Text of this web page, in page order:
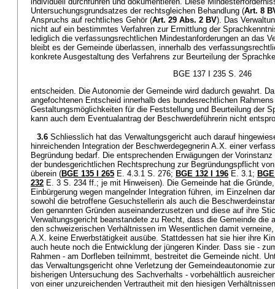
Untersuchungsgrundsatzes der rechtsgleichen Behandlung (Art. 8
Anspruchs auf rechtliches Gehör (Art. 29 Abs. 2 BV). Das
nicht auf ein bestimmtes Verfahren zur Ermittlung der
lediglich die verfassungsrechtlichen Mindestanforderungen an das
bleibt es der Gemeinde überlassen, innerhalb des
konkrete Ausgestaltung des Verfahrens zur Beurteilung der
BGE 137 I 235 S. 246
entscheiden. Die Autonomie der Gemeinde wird dadurch gewahrt.
angefochtenen Entscheid innerhalb des bundesrechtlichen
Gestaltungsmöglichkeiten für die Feststellung und Beurteilung der
kann auch dem Eventualantrag der Beschwerdeführerin nicht
3.6 Schliesslich hat das Verwaltungsgericht auch darauf
hinreichenden Integration der Beschwerdegegnerin A.X. einer
Begründung bedarf. Die entsprechenden Erwägungen der
der bundesgerichtlichen Rechtsprechung zur Begründungspflicht
überein (BGE 135 I 265 E. 4.3.1 S. 276; BGE 132 I 196 E. 3.1;
232 E. 3 S. 234 ff.; je mit Hinweisen). Die Gemeinde hat die
Einbürgerung wegen mangelnder Integration führen, im Einzelnen
sowohl die betroffene Gesuchstellerin als auch die
den genannten Gründen auseinanderzusetzen und diese auf ihre
Verwaltungsgericht beanstandete zu Recht, dass die Gemeinde die
den schweizerischen Verhältnissen im Wesentlichen damit
A.X. keine Erwerbstätigkeit ausübe. Stattdessen hat sie hier ihre
auch heute noch die Entwicklung der jüngeren Kinder. Dass sie -
Rahmen - am Dorfleben teilnimmt, bestreitet die Gemeinde nicht.
das Verwaltungsgericht ohne Verletzung der Gemeindeautonomie
bisherigen Untersuchung des Sachverhalts - vorbehältlich
von einer unzureichenden Vertrautheit mit den hiesigen